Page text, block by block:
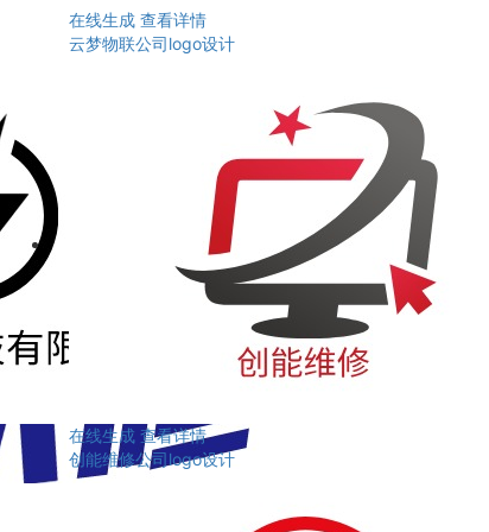
在线生成 查看详情
云梦物联公司logo设计
在线生成 查看详情
创能维修公司logo设计